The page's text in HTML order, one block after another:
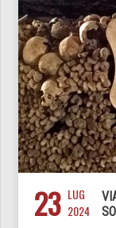
23 LUG
2024